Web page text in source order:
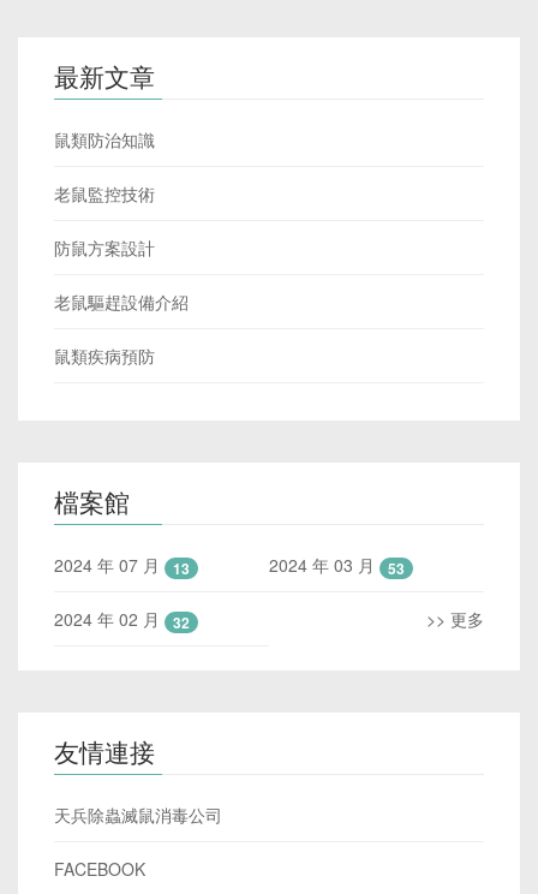
最新文章
鼠類防治知識
老鼠監控技術
防鼠方案設計
老鼠驅趕設備介紹
鼠類疾病預防
檔案館
2024 年 07 月 13 2024 年 03 月 53
2024 年 02 月 32 >> 更多
友情連接
天兵除蟲滅鼠消毒公司
FACEBOOK